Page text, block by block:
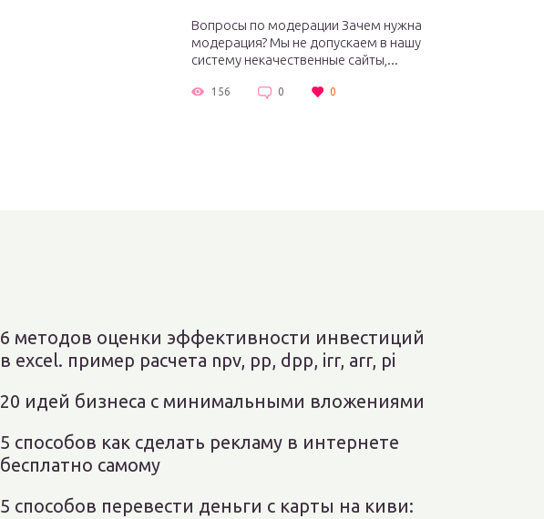
Вопросы по модерации Зачем нужна
модерация? Мы не допускаем в нашу
систему некачественные сайты,...
156 0 0
6 методов оценки эффективности инвестиций
в excel. пример расчета npv, pp, dpp, irr, arr, pi
20 идей бизнеса с минимальными вложениями
5 способов как сделать рекламу в интернете
бесплатно самому
5 способов перевести деньги с карты на киви: